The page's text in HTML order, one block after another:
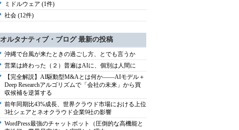
ミドルウェア (1件)
社会 (12件)
オルタナティブ・ブログ 最新の投稿
沖縄で台風が来たときの過ごし方、とでも言うか
営業は終わった（２）普遍はAIに、個別は人間に
【完全解説】AI駆動型M&Aとは何か――AIモデル＋
Deep Researchアルゴリズムで「会社の未来」から買
収候補を逆算する
前年同期比43%成長、世界クラウド市場における上位
3社シェアとネオクラウド企業9社の影響
WordPress最強のチャットボット（圧倒的な高機能と